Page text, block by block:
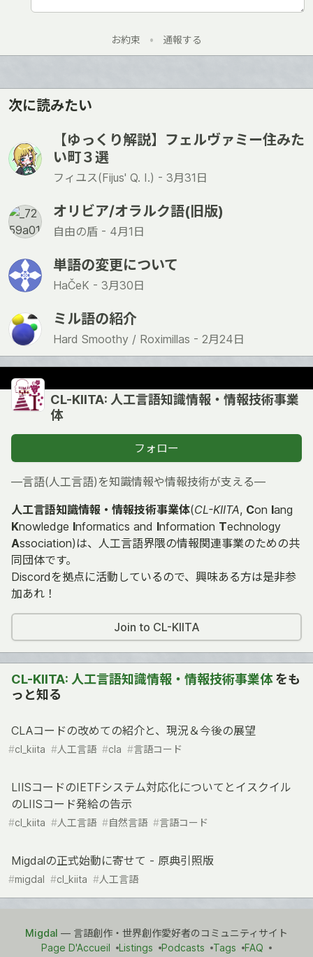
お約束 • 通報する
次に読みたい
【ゆっくり解説】フェルヴァミー住みた
い町３選
フィユス(Fijus' Q. I.) - 3月31日
オリビア/オラルク語(旧版)
自由の盾 - 4月1日
単語の変更について
HaČeK - 3月30日
ミル語の紹介
Hard Smoothy / Roximillas - 2月24日
CL-KIITA: 人工言語知識情報・情報技術事業
体
フォロー
―言語(人工言語)を知識情報や情報技術が支える―
人工言語知識情報・情報技術事業体(CL-KIITA, Con lang
Knowledge Informatics and Information Technology
Association)は、人工言語界隈の情報関連事業のための共
同団体です。
Discordを拠点に活動しているので、興味ある方は是非参
加あれ！
Join to CL-KIITA
CL-KIITA: 人工言語知識情報・情報技術事業体をも
っと知る
CLAコードの改めての紹介と、現況＆今後の展望
#cl_kiita #人工言語 #cla #言語コード
LIISコードのIETFシステム対応化についてとイスクイル
のLIISコード発給の告示
#cl_kiita #人工言語 #自然言語 #言語コード
Migdalの正式始動に寄せて - 原典引照版
#migdal #cl_kiita #人工言語
Migdal — 言語創作・世界創作愛好者のコミュニティサイト
Page D'Accueil
Listings Podcasts Tags
FAQ